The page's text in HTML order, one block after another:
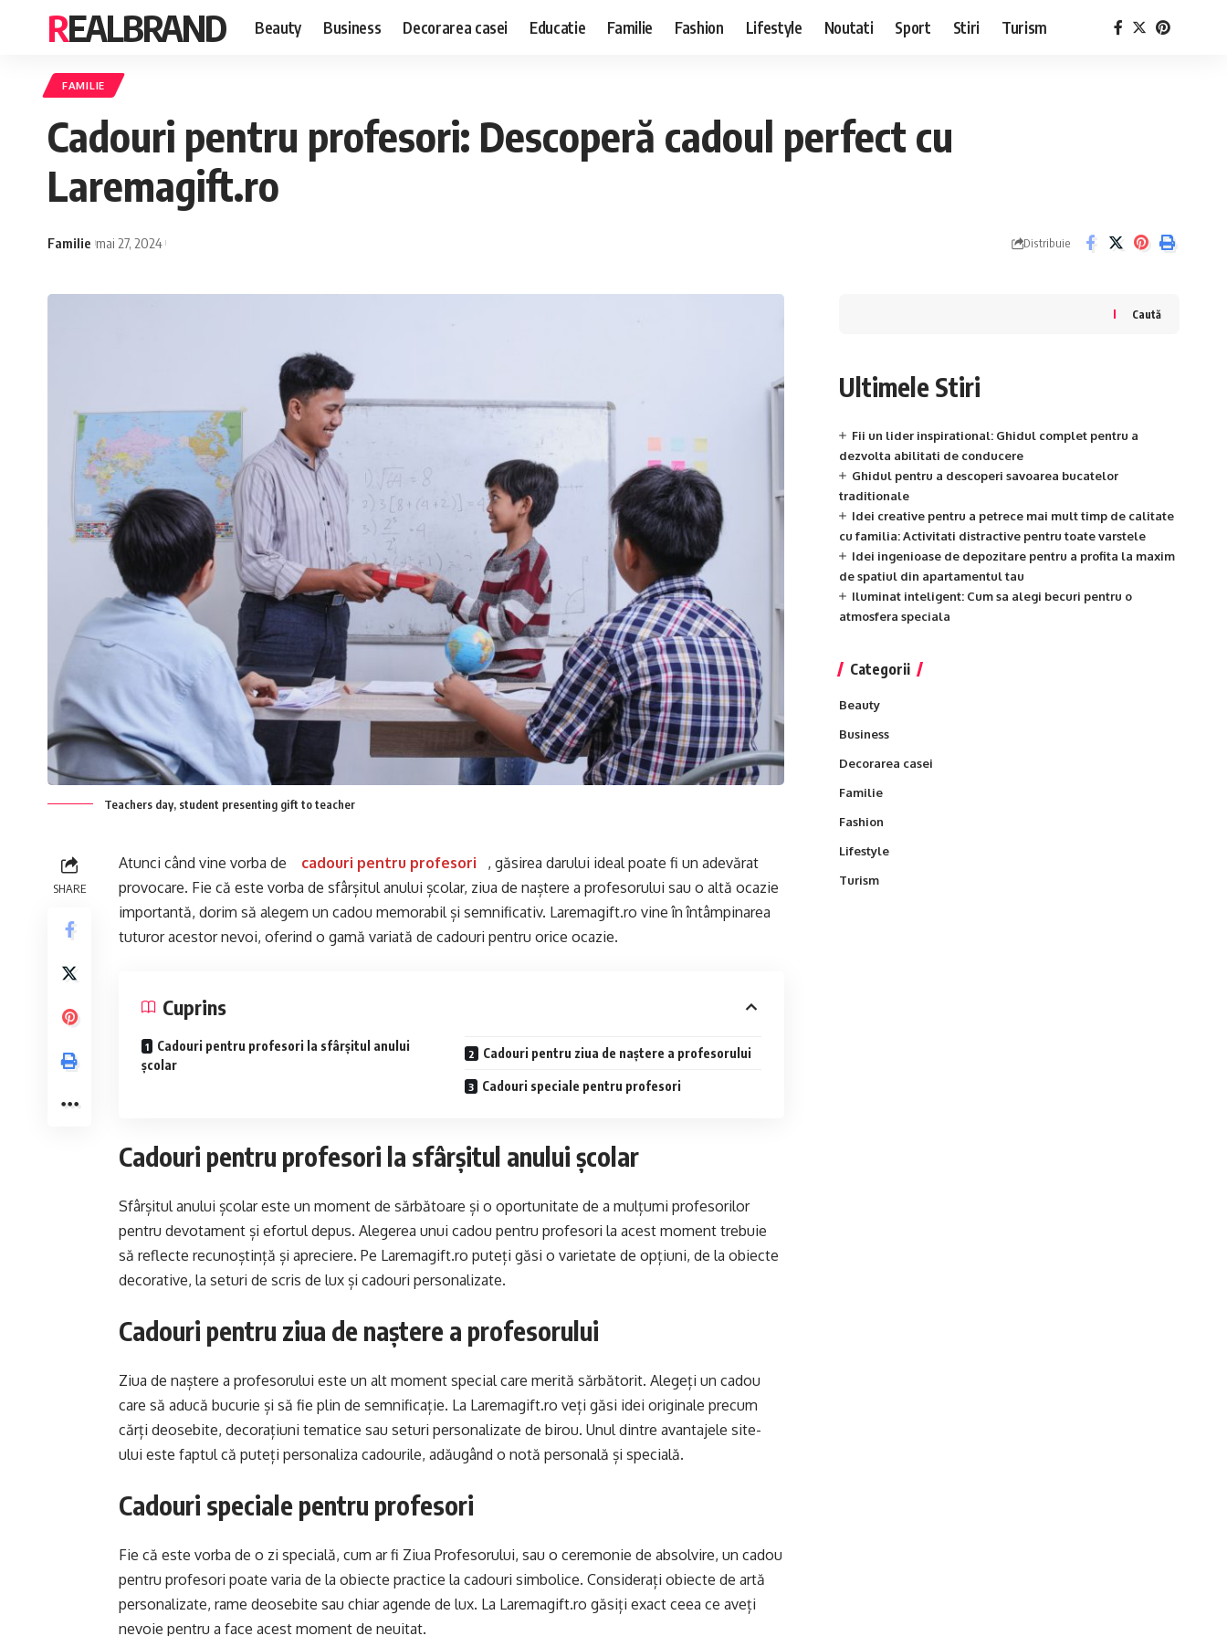
REALBRAND Beauty Business Decorarea casei Educatie Familie Fashion Lifestyle Noutati Sport Stiri Turism
FAMILIE
Cadouri pentru profesori: Descoperă cadoul perfect cu
Laremagift.ro
Familie mai 27, 2024 Distribuie
Teachers day, student presenting gift to teacher
SHARE
Atunci când vine vorba de cadouri pentru profesori
, găsirea darului ideal poate fi un adevărat
provocare. Fie că este vorba de sfârșitul anului școlar, ziua de naștere a profesorului sau o altă ocazie
importantă, dorim să alegem un cadou memorabil și semnificativ. Laremagift.ro vine în întâmpinarea
tuturor acestor nevoi, oferind o gamă variată de cadouri pentru orice ocazie.
Cuprins
Cadouri pentru profesori la sfârșitul anului
școlar
Cadouri pentru ziua de naștere a profesorului
Cadouri speciale pentru profesori
Cadouri pentru profesori la sfârșitul anului școlar
Sfârșitul anului școlar este un moment de sărbătoare și o oportunitate de a mulțumi profesorilor
pentru devotament și efortul depus. Alegerea unui cadou pentru profesori la acest moment trebuie
să reflecte recunoștință și apreciere. Pe Laremagift.ro puteți găsi o varietate de opțiuni, de la obiecte
decorative, la seturi de scris de lux și cadouri personalizate.
Cadouri pentru ziua de naștere a profesorului
Ziua de naștere a profesorului este un alt moment special care merită sărbătorit. Alegeți un cadou
care să aducă bucurie și să fie plin de semnificație. La Laremagift.ro veți găsi idei originale precum
cărți deosebite, decorațiuni tematice sau seturi personalizate de birou. Unul dintre avantajele site-
ului este faptul că puteți personaliza cadourile, adăugând o notă personală și specială.
Cadouri speciale pentru profesori
Fie că este vorba de o zi specială, cum ar fi Ziua Profesorului, sau o ceremonie de absolvire, un cadou
pentru profesori poate varia de la obiecte practice la cadouri simbolice. Considerați obiecte de artă
personalizate, rame deosebite sau chiar agende de lux. La Laremagift.ro găsiți exact ceea ce aveți
nevoie pentru a face acest moment de neuitat.
Caută
Ultimele Stiri
Fii un lider inspirational: Ghidul complet pentru a
dezvolta abilitati de conducere
Ghidul pentru a descoperi savoarea bucatelor
traditionale
Idei creative pentru a petrece mai mult timp de calitate
cu familia: Activitati distractive pentru toate varstele
Idei ingenioase de depozitare pentru a profita la maxim
de spatiul din apartamentul tau
Iluminat inteligent: Cum sa alegi becuri pentru o
atmosfera speciala
Categorii
Beauty
Business
Decorarea casei
Familie
Fashion
Lifestyle
Turism